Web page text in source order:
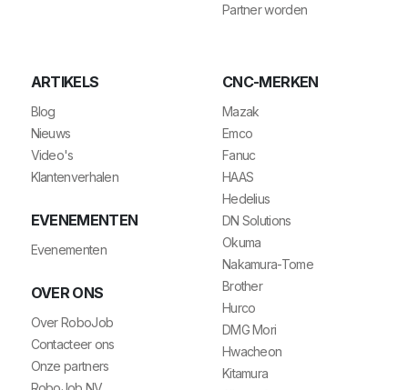
Partner worden
ARTIKELS
Blog
Nieuws
Video's
Klantenverhalen
EVENEMENTEN
Evenementen
OVER ONS
Over RoboJob
Contacteer ons
Onze partners
CNC-MERKEN
Mazak
Emco
Fanuc
HAAS
Hedelius
DN Solutions
Okuma
Nakamura-Tome
Brother
Hurco
DMG Mori
Hwacheon
Kitamura